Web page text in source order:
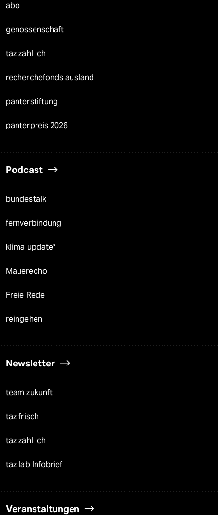
abo
genossenschaft
taz zahl ich
recherchefonds ausland
panterstiftung
panterpreis 2026
Podcast
bundestalk
fernverbindung
klima update°
Mauerecho
Freie Rede
reingehen
Newsletter
team zukunft
taz frisch
taz zahl ich
taz lab Infobrief
Veranstaltungen